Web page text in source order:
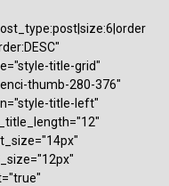
title-grid"
thumb-280-376"
title-left"